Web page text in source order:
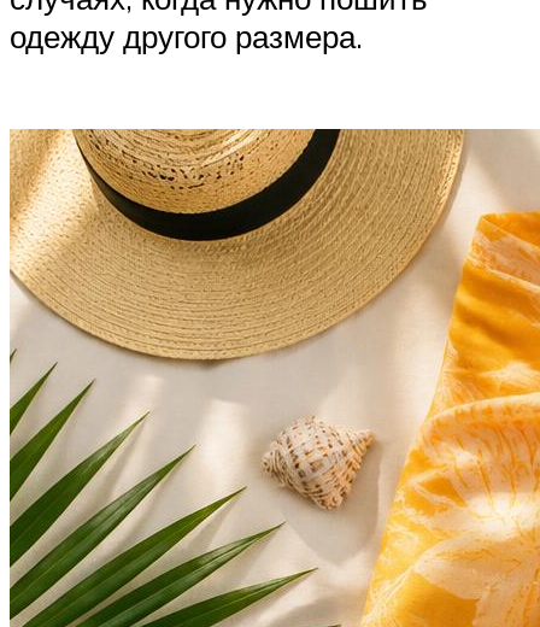
одежду другого размера.